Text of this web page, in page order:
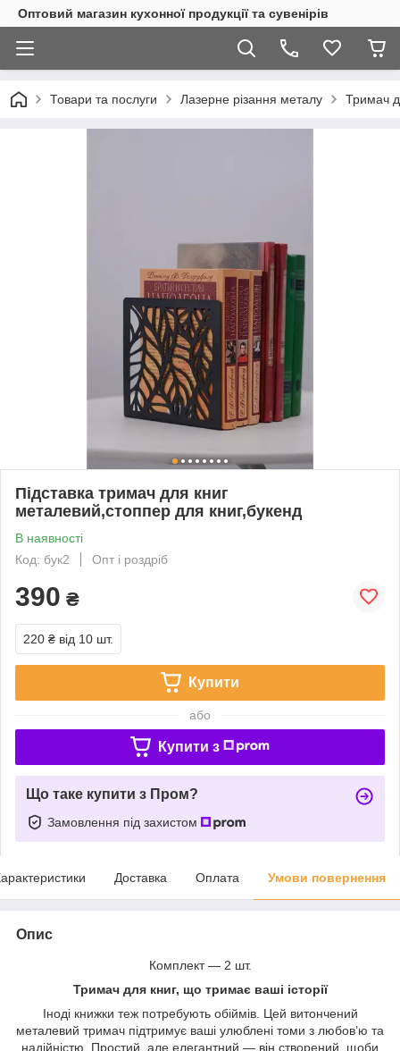
Оптовий магазин кухонної продукції та сувенірів
Товари та послуги Лазерне різання металу Тримач
Підставка тримач для книг
металевий,стоппер для книг,букенд
В наявності
Код: бук2
Опт і роздріб
390 ₴
220 ₴ від 10 шт.
Купити
або
Купити з
Що таке купити з Пром?
Замовлення під захистом
Доставка Оплата Умови повернення
Опис
Комплект — 2 шт.
Тримач для книг, що тримає ваші історії
Іноді книжки теж потребують обіймів. Цей витончений
металевий тримач підтримує ваші улюблені томи з любов’ю та
надійністю. Простий, але елегантний — він створений, щоби